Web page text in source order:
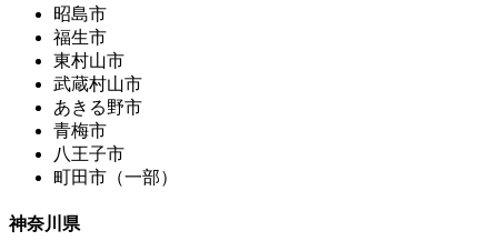
昭島市
福生市
東村山市
武蔵村山市
あきる野市
青梅市
八王子市
町田市（一部）
神奈川県